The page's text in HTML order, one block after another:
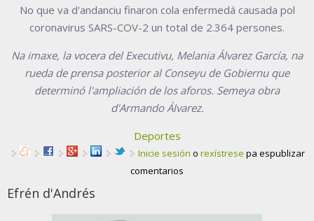
No que va d'andanciu finaron cola enfermedá causada pol
coronavirus SARS-COV-2 un total de 2.364 persones.
Na imaxe, la vocera del Executivu, Melania Álvarez García, na
rueda de prensa posterior al Conseyu de Gobiernu que
determinó l'ampliación de los aforos. Semeya obra
d'Armando Álvarez.
Deportes
Inicie sesión o rexístrese pa espublizar
comentarios
Efrén d'Andrés